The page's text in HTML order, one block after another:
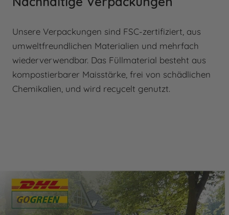
Unsere Verpackungen sind FSC-zertifiziert, aus
umweltfreundlichen Materialien und mehrfach
wiederverwendbar. Das Füllmaterial besteht aus
kompostierbarer Maisstärke, frei von schädlichen
Chemikalien, und wird recycelt genutzt.